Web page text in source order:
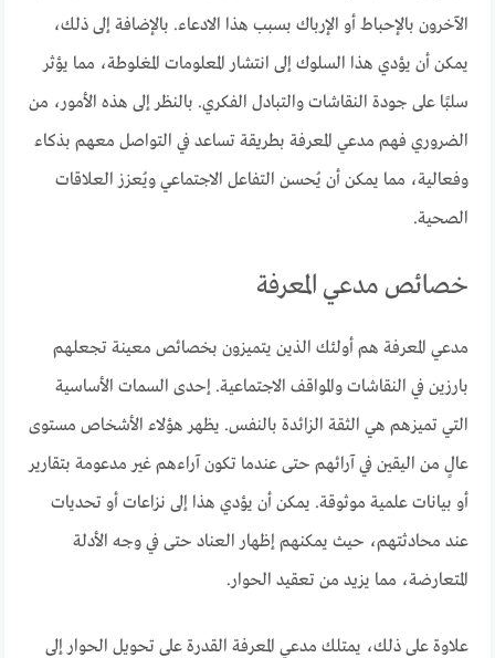
الآخرون بالإحباط أو الإرباك بسبب هذا الادعاء. بالإضافة إلى ذلك،
يمكن أن يؤدي هذا السلوك إلى انتشار المعلومات المغلوطة، مما يؤثر
سلبًا على جودة النقاشات والتبادل الفكري. بالنظر إلى هذه الأمور، من
الضروري فهم مدعي المعرفة بطريقة تساعد في التواصل معهم بذكاء
وفعالية، مما يمكن أن يُحسن التفاعل الاجتماعي ويُعزز العلاقات
الصحية.
خصائص مدعي المعرفة
مدعي المعرفة هم أولئك الذين يتميزون بخصائص معينة تجعلهم
بارزين في النقاشات والمواقف الاجتماعية. إحدى السمات الأساسية
التي تميزهم هي الثقة الزائدة بالنفس. يظهر هؤلاء الأشخاص مستوى
عالٍ من اليقين في آرائهم حتى عندما تكون آراءهم غير مدعومة بتقارير
أو بيانات علمية موثوقة. يمكن أن يؤدي هذا إلى نزاعات أو تحديات
عند محادثتهم، حيث يمكنهم إظهار العناد حتى في وجه الأدلة
المتعارضة، مما يزيد من تعقيد الحوار.
علاوة على ذلك، يمتلك مدعي المعرفة القدرة على تحويل الحوار إلى